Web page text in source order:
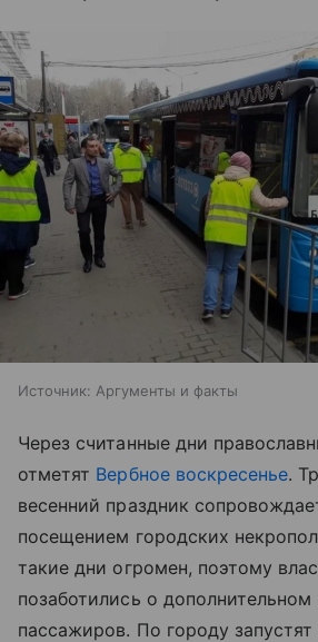
Источник: Аргументы и факты
Через считанные дни
отметят Вербное воскресенье.
весенний праздник
посещением городских
такие дни огромен, поэтому
позаботились о
пассажиров. По городу